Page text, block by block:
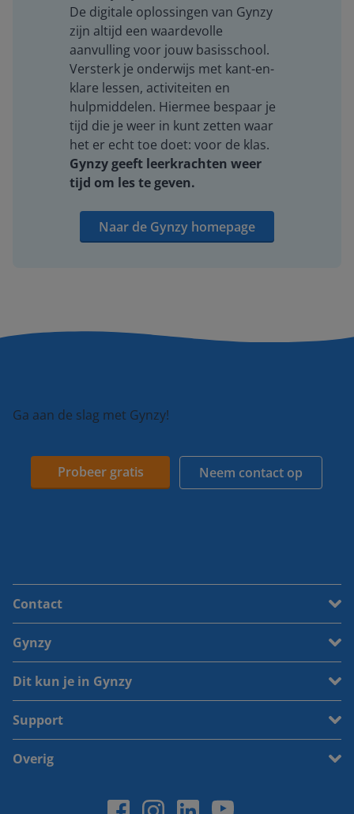
De digitale oplossingen van Gynzy
zijn altijd een waardevolle
aanvulling voor jouw basisschool.
Versterk je onderwijs met kant-en-
klare lessen, activiteiten en
hulpmiddelen. Hiermee bespaar je
tijd die je weer in kunt zetten waar
het er echt toe doet: voor de klas.
Gynzy geeft leerkrachten weer
tijd om les te geven.
Naar de Gynzy homepage
Ga aan de slag met Gynzy!
Probeer gratis Neem contact op
Contact
Gynzy
Dit kun je in Gynzy
Support
Overig